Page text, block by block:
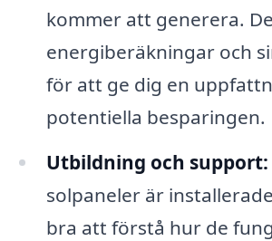
kommer att generera.
energiberäkningar och
för att ge dig en
potentiella besparingen.
Utbildning och support:
solpaneler är
bra att förstå hur de